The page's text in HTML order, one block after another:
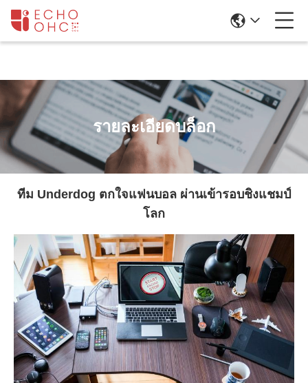
รายละเอียดบล็อก
ทีม Underdog ตกใจแฟนบอล ผ่านเข้ารอบชิงแชมป์
โลก